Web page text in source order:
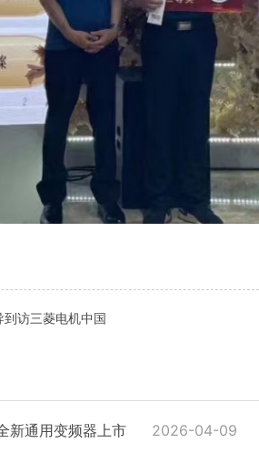
访三菱电机中国
2026-04-09
新通用变频器上市